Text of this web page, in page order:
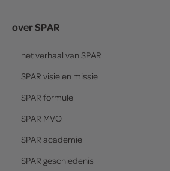
over SPAR
het verhaal van SPAR
SPAR visie en missie
SPAR formule
SPAR MVO
SPAR academie
SPAR geschiedenis